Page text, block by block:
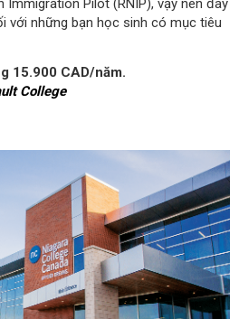
Immigration Pilot (RNIP), vậy nên đây
với những bạn học sinh có mục tiêu
15.900 CAD/năm.
College